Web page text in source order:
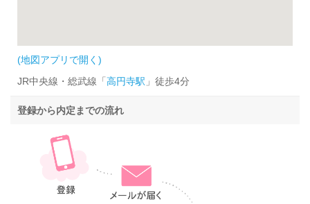
(地図アプリで開く)
JR中央線・総武線「 高円寺駅 」徒歩4分
登録から内定までの流れ